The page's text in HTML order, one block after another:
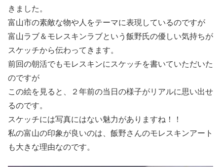
きました。
富山市の素敵な物や人をテーマに表現しているのですが
富山ラブ＆モレスキンラブという飯野氏の優しい気持ちが
スケッチから伝わってきます。
前回の朝活でもモレスキンにスケッチを書いていただいた
のですが
この絵を見ると、２年前の当日の様子がリアルに思い出せ
るのです。
スケッチには写真にはない魅力がありますね！！
私の富山の印象が良いのは、飯野さんのモレスキンアート
も大きな理由なのです。